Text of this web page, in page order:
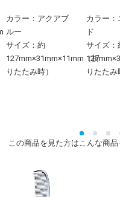
カラー：アクアブ
ルー
サイズ：約
127mm×31mm×11mm（折
りたたみ時）
カラー：
ド
サイズ：
りたたみ
この商品を見た方はこんな商